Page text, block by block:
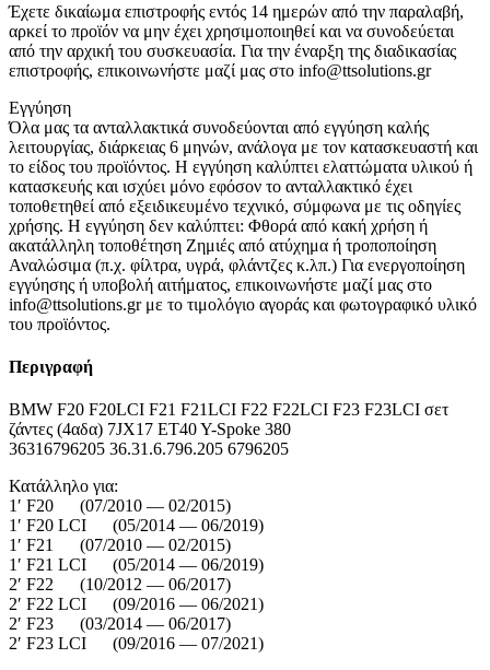
Έχετε δικαίωμα επιστροφής εντός 14 ημερών από την παραλαβή,
αρκεί το προϊόν να μην έχει χρησιμοποιηθεί και να συνοδεύεται
από την αρχική του συσκευασία. Για την έναρξη της διαδικασίας
επιστροφής, επικοινωνήστε μαζί μας στο info@ttsolutions.gr
Εγγύηση
Όλα μας τα ανταλλακτικά συνοδεύονται από εγγύηση καλής
λειτουργίας, διάρκειας 6 μηνών, ανάλογα με τον κατασκευαστή και
το είδος του προϊόντος. Η εγγύηση καλύπτει ελαττώματα υλικού ή
κατασκευής και ισχύει μόνο εφόσον το ανταλλακτικό έχει
τοποθετηθεί από εξειδικευμένο τεχνικό, σύμφωνα με τις οδηγίες
χρήσης. Η εγγύηση δεν καλύπτει: Φθορά από κακή χρήση ή
ακατάλληλη τοποθέτηση Ζημιές από ατύχημα ή τροποποίηση
Αναλώσιμα (π.χ. φίλτρα, υγρά, φλάντζες κ.λπ.) Για ενεργοποίηση
εγγύησης ή υποβολή αιτήματος, επικοινωνήστε μαζί μας στο
info@ttsolutions.gr με το τιμολόγιο αγοράς και φωτογραφικό υλικό
του προϊόντος.
Περιγραφή
BMW F20 F20LCI F21 F21LCI F22 F22LCI F23 F23LCI σετ
ζάντες (4αδα) 7JX17 ET40 Y-Spoke 380
36316796205 36.31.6.796.205 6796205
Κατάλληλο για:
1′ F20 (07/2010 — 02/2015)
1′ F20 LCI (05/2014 — 06/2019)
1′ F21 (07/2010 — 02/2015)
1′ F21 LCI (05/2014 — 06/2019)
2′ F22 (10/2012 — 06/2017)
2′ F22 LCI (09/2016 — 06/2021)
2′ F23 (03/2014 — 06/2017)
2′ F23 LCI (09/2016 — 07/2021)